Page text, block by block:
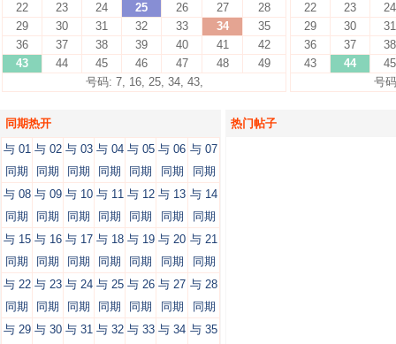
22
23 24 25 26 27
28
29
30 31 32 33 34
35
36
37 38 39 40 41
42
43
44 45 46 47 48
49
号码: 7, 16, 25, 34, 43,
22
23
24
29
30
31
36
37
38
43
44
45
号
同期热开
与 01
同期
与 02
同期
与 03
同期
与 04
同期
与 05
同期
与 06
同期
与 07
同期
与 08
同期
与 09
同期
与 10
同期
与 11
同期
与 12
同期
与 13
同期
与 14
同期
与 15
同期
与 16
同期
与 17
同期
与 18
同期
与 19
同期
与 20
同期
与 21
同期
与 22
同期
与 23
同期
与 24
同期
与 25
同期
与 26
同期
与 27
同期
与 28
同期
与 29 与 30 与 31 与 32 与 33 与 34 与 35
热门帖子